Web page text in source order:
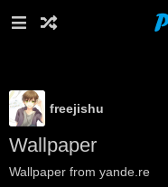
freejishu
Wallpaper
Wallpaper from yande.re